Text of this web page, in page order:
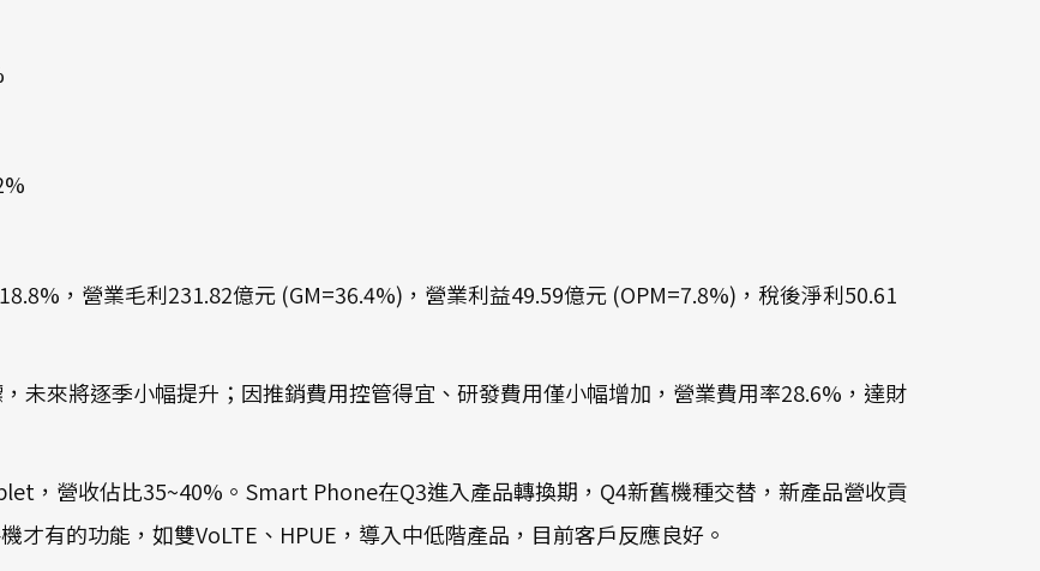
，營業毛利231.82億元 (GM=36.4%)，營業利益49.59億元 (OPM=7.8%)，稅後淨利50.61
未來將逐季小幅提升；因推銷費用控管得宜、研發費用僅小幅增加，營業費用率28.6%，達財
，營收佔比35~40%。Smart Phone在Q3進入產品轉換期，Q4新舊機種交替，新產品營收貢
有的功能，如雙VoLTE、HPUE，導入中低階產品，目前客戶反應良好。